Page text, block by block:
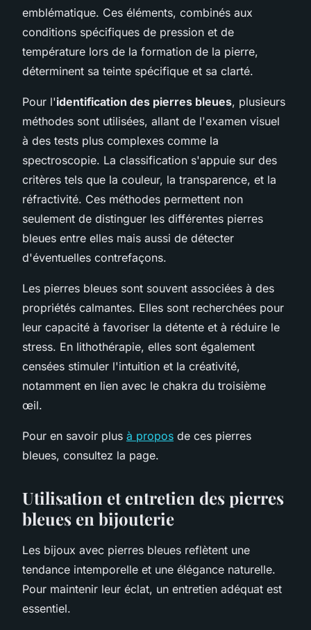
emblématique. Ces éléments, combinés aux
conditions spécifiques de pression et de
température lors de la formation de la pierre,
déterminent sa teinte spécifique et sa clarté.
Pour l'identification des pierres bleues, plusieurs
méthodes sont utilisées, allant de l'examen visuel
à des tests plus complexes comme la
spectroscopie. La classification s'appuie sur des
critères tels que la couleur, la transparence, et la
réfractivité. Ces méthodes permettent non
seulement de distinguer les différentes pierres
bleues entre elles mais aussi de détecter
d'éventuelles contrefaçons.
Les pierres bleues sont souvent associées à des
propriétés calmantes. Elles sont recherchées pour
leur capacité à favoriser la détente et à réduire le
stress. En lithothérapie, elles sont également
censées stimuler l'intuition et la créativité,
notamment en lien avec le chakra du troisième
œil.
Pour en savoir plus à propos de ces pierres
bleues, consultez la page.
Utilisation et entretien des pierres
bleues en bijouterie
Les bijoux avec pierres bleues reflètent une
tendance intemporelle et une élégance naturelle.
Pour maintenir leur éclat, un entretien adéquat est
essentiel.